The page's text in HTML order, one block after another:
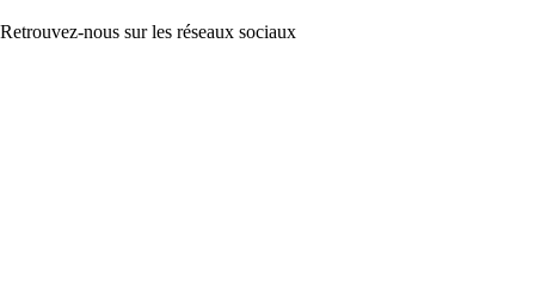
Retrouvez-nous sur les réseaux sociaux